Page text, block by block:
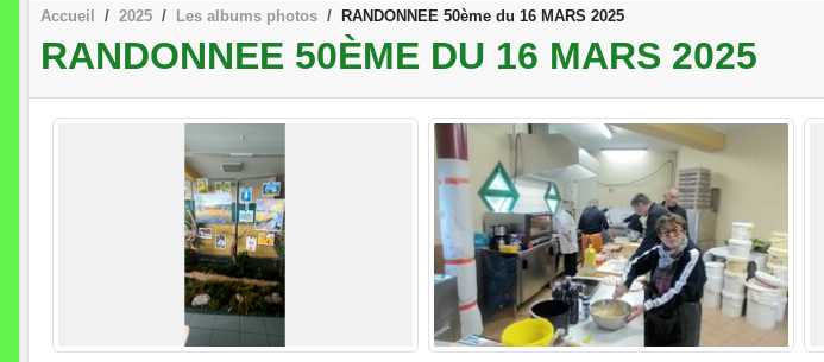
Accueil 2025 Les albums photos RANDONNEE 50ème du 16 MARS 2025
RANDONNEE 50ÈME DU 16 MARS 2025